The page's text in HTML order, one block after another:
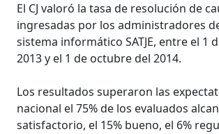
El CJ valoró la tasa de resolución de
ingresadas por los administradores
sistema informático SATJE, entre el 1
2013 y el 1 de octubre del 2014.
Los resultados superaron las
nacional el 75% de los evaluados
satisfactorio, el 15% bueno, el 6%